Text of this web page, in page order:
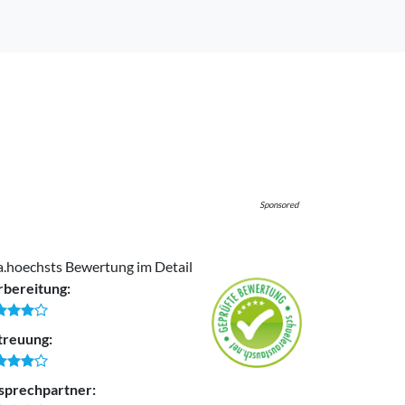
Sponsored
Bewertung im Detail